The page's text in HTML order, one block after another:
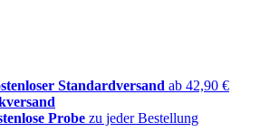
Standardversand ab 42,90 €
Probe zu jeder Bestellung